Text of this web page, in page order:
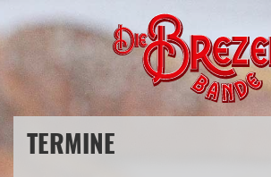
TERMINE